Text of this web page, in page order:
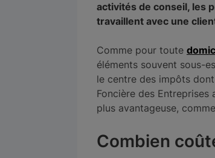
activités de conseil, les
travaillent avec une
Comme pour toute
éléments souvent sous-
le centre des impôts
Foncière des
plus avantageuse,
Combien